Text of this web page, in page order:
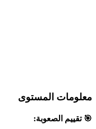
معلومات المستوى
🎯 تقييم الصعوبة: